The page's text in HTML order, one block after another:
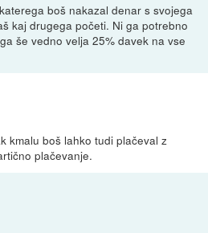
boš nakazal denar s svojega
kaj drugega početi. Ni ga potrebno
še vedno velja 25% davek na vse
kmalu boš lahko tudi plačeval z
plačevanje.